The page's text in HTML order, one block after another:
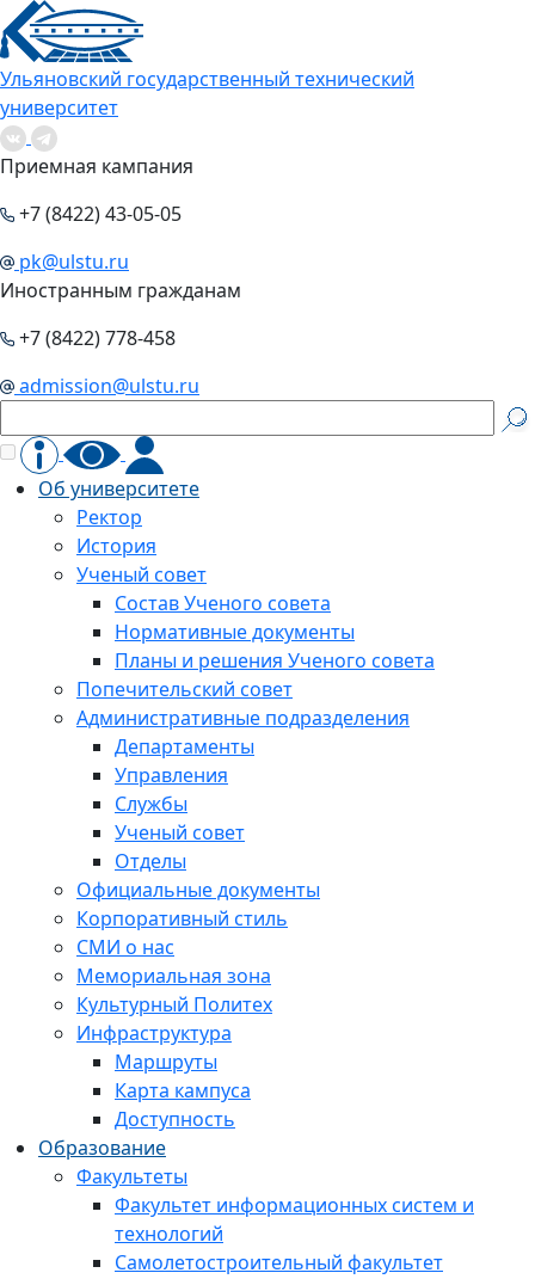
Ульяновский государственный технический
университет
Приемная кампания
+7 (8422) 43-05-05
pk@ulstu.ru
Иностранным гражданам
+7 (8422) 778-458
admission@ulstu.ru
Об университете
Ректор
История
Ученый совет
Состав Ученого совета
Нормативные документы
Планы и решения Ученого совета
Попечительский совет
Административные подразделения
Департаменты
Управления
Службы
Ученый совет
Отделы
Официальные документы
Корпоративный стиль
СМИ о нас
Мемориальная зона
Культурный Политех
Инфраструктура
Маршруты
Карта кампуса
Доступность
Образование
Факультеты
Факультет информационных систем и
технологий
Самолетостроительный факультет